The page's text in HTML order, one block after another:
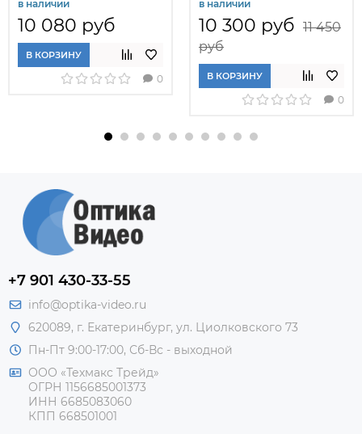
в наличии
10 080 руб
В КОРЗИНУ
0
в наличии
10 300 руб 11 450
руб
В КОРЗИНУ
0
+7 901 430-33-55
info@optika-video.ru
620089, г. Екатеринбург, ул. Циолковского 73
Пн-Пт 9:00-17:00, Сб-Вс - выходной
ООО «Техмакс Трейд»
ОГРН 1156685001373
ИНН 6685083060
КПП 668501001